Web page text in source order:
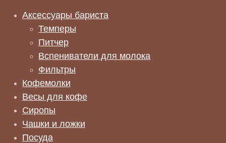
Аксессуары бариста
Темперы
Питчер
Вспениватели для молока
Фильтры
Кофемолки
Весы для кофе
Сиропы
Чашки и ложки
Посуда